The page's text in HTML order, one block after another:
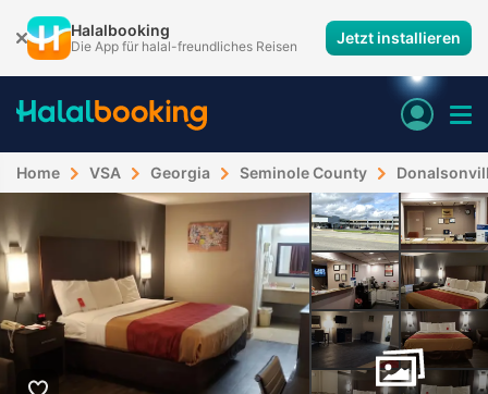
Halalbooking
Die App für halal-freundliches Reisen Jetzt installieren
Home VSA Georgia Seminole County